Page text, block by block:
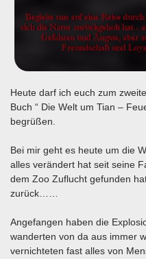
Heute darf ich euch zum
Buch “ Die Welt um Tian –
begrüßen.
Bei mir geht es heute um die
alles verändert hat seit seine
dem Zoo Zuflucht gefunden
zurück……
Angefangen haben die
wanderten von da aus immer
vernichteten fast alles von